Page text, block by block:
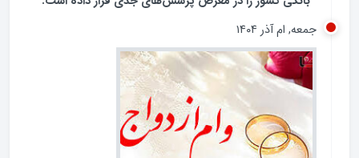
تشدید تخلفات در برخی بانک‌های خصوصی و شیوه‌های
غیرشفاف در پرداخت تسهیلات کلان، بار دیگر عملکرد شبکه
بانکی کشور را در معرض پرسش‌های جدی قرار داده است.
جمعه, ام آذر ۱۴۰۴